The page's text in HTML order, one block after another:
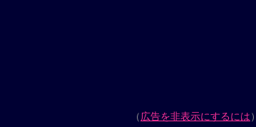
（広告を非表示にするには）